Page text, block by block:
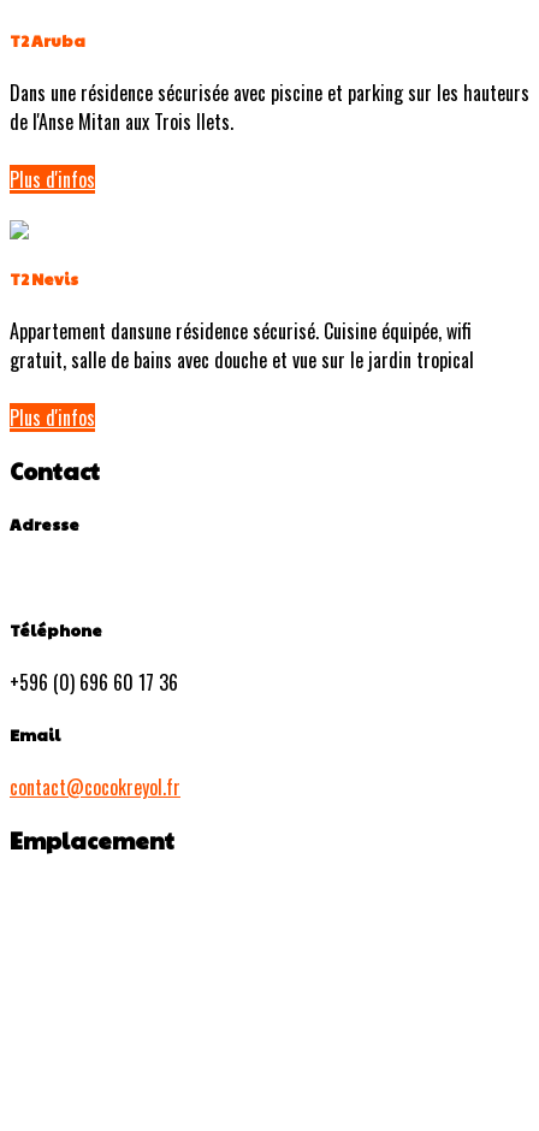
T2 Aruba
Dans une résidence sécurisée avec piscine et parking sur les hauteurs
de l'Anse Mitan aux Trois Ilets.
Plus d'infos
T2 Nevis
Appartement dansune résidence sécurisé. Cuisine équipée, wifi
gratuit, salle de bains avec douche et vue sur le jardin tropical
Plus d'infos
Contact
Adresse
Téléphone
+596 (0) 696 60 17 36
Email
contact@cocokreyol.fr
Emplacement